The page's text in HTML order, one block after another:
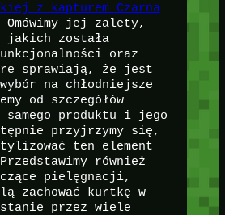
z kapturem Czarna
Omówimy jej zalety,
jakich została
oraz
sprawiają, że jest
na chłodniejsze
od szczegółów
samego produktu i jego
przyjrzymy się,
ten element
również
pielęgnacji,
zachować kurtkę w
stanie przez wiele